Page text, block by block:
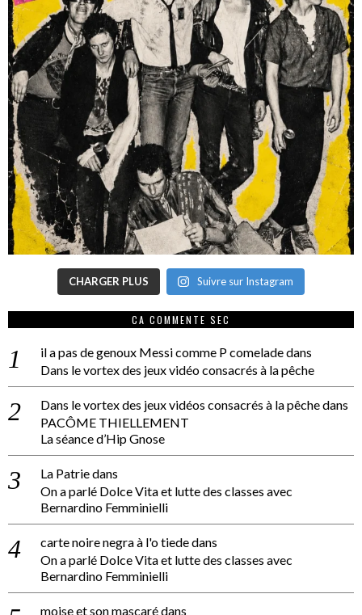
CHARGER PLUS Suivre sur Instagram
CA COMMENTE SEC
il a pas de genoux Messi comme P comeladedans
Dans le vortex des jeux vidéo consacrés à la pêche
Dans le vortex des jeux vidéos consacrés à la pêchedans
PACÔME THIELLEMENT
La séance d’Hip Gnose
La Patriedans
On a parlé Dolce Vita et lutte des classes avec
Bernardino Femminielli
carte noire negra à l'o tiededans
On a parlé Dolce Vita et lutte des classes avec
Bernardino Femminielli
moise et son mascarédans